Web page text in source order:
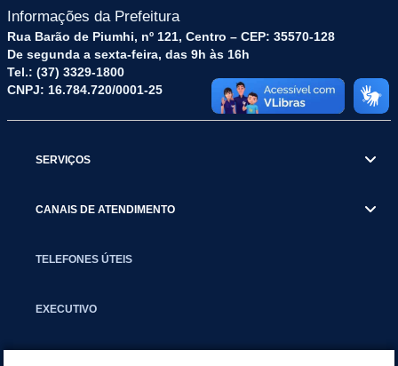
Informações da Prefeitura
Rua Barão de Piumhi, nº 121, Centro – CEP: 35570-128
De segunda a sexta-feira, das 9h às 16h
Tel.: (37) 3329-1800
CNPJ: 16.784.720/0001-25
SERVIÇOS
CANAIS DE ATENDIMENTO
TELEFONES ÚTEIS
EXECUTIVO